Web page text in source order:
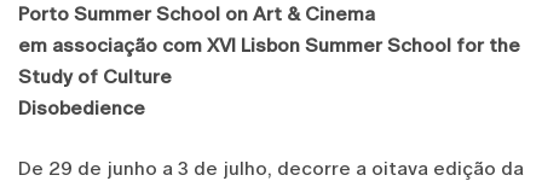
Porto Summer School on Art & Cinema
em associação com XVI Lisbon Summer School for the
Study of Culture
Disobedience
De 29 de junho a 3 de julho, decorre a oitava edição da